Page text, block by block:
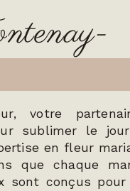
votre
sublimer le
en fleur
que chaque
sont conçus